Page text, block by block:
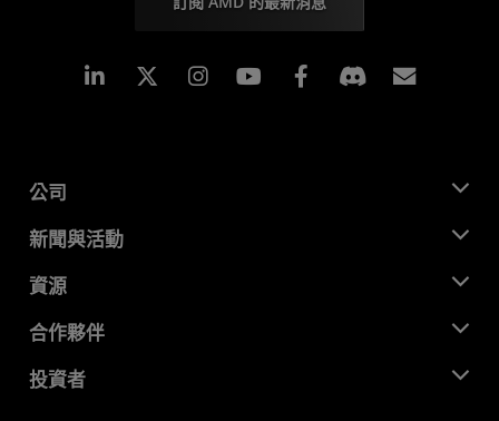
Linkedin Instagram Facebook
公司
關於 AMD
企業責任
招聘
聯絡我們
新聞與活動
新聞室
媒體庫
資源
開發者中心
案例研究
合作夥伴
AMD 合作夥伴中心
投資者